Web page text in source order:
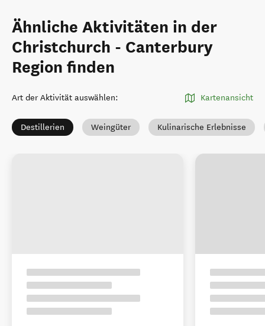
Ähnliche Aktivitäten in der
Christchurch - Canterbury
Region finden
Art der Aktivität auswählen: Kartenansicht
Destillerien Weingüter Kulinarische Erlebnisse